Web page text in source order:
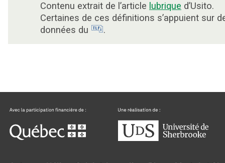
Contenu extrait de l’article lubrique d’Usito.
Certaines de ces définitions s’appuient sur
données du
.